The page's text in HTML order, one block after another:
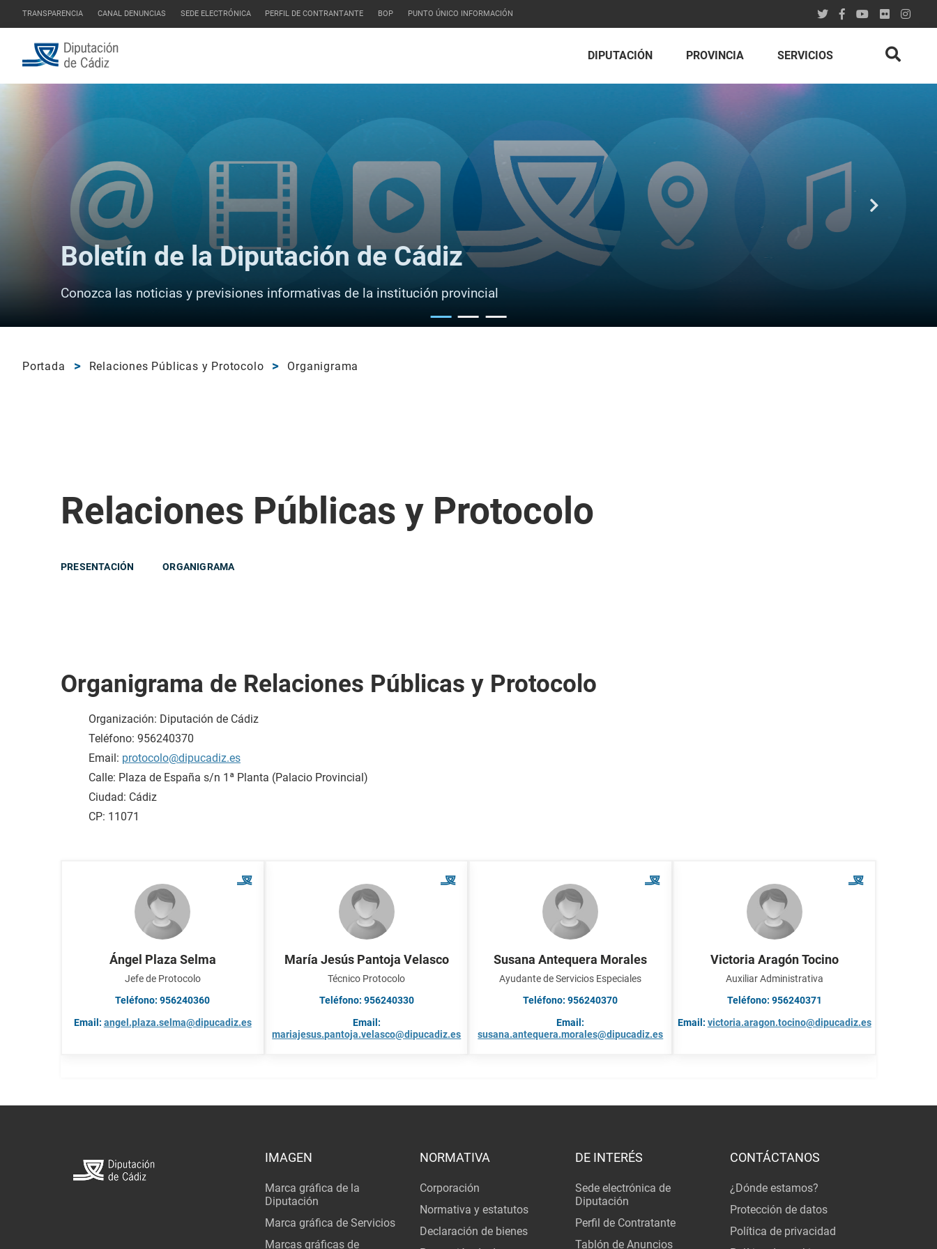
TRANSPARENCIA CANAL DENUNCIAS SEDE ELECTRÓNICA PERFIL DE CONTRANTANTE BOP PUNTO ÚNICO INFORMACIÓN
DIPUTACIÓN PROVINCIA SERVICIOS
Boletín de la Diputación de Cádiz
Conozca las noticias y previsiones informativas de la institución provincial
Portada Relaciones Públicas y Protocolo Organigrama
Relaciones Públicas y Protocolo
PRESENTACIÓN ORGANIGRAMA
Organigrama de Relaciones Públicas y Protocolo
Organización: Diputación de Cádiz
Teléfono: 956240370
Email: protocolo@dipucadiz.es
Calle: Plaza de España s/n 1ª Planta (Palacio Provincial)
Ciudad: Cádiz
CP: 11071
Ángel Plaza Selma
Jefe de Protocolo
Teléfono: 956240360
Email: angel.plaza.selma@dipucadiz.es
María Jesús Pantoja Velasco
Técnico Protocolo
Teléfono: 956240330
Email:
mariajesus.pantoja.velasco@dipucadiz.es
Susana Antequera Morales
Ayudante de Servicios Especiales
Teléfono: 956240370
Email:
susana.antequera.morales@dipucadiz.es
Victoria Aragón Tocino
Auxiliar Administrativa
Teléfono: 956240371
Email: victoria.aragon.tocino@dipucadiz.es
IMAGEN
Marca gráfica de la
Diputación
Marca gráfica de Servicios
Marcas gráficas de
NORMATIVA
Corporación
Normativa y estatutos
Declaración de bienes
DE INTERÉS
Sede electrónica de
Diputación
Perfil de Contratante
Tablón de Anuncios
CONTÁCTANOS
¿Dónde estamos?
Protección de datos
Política de privacidad